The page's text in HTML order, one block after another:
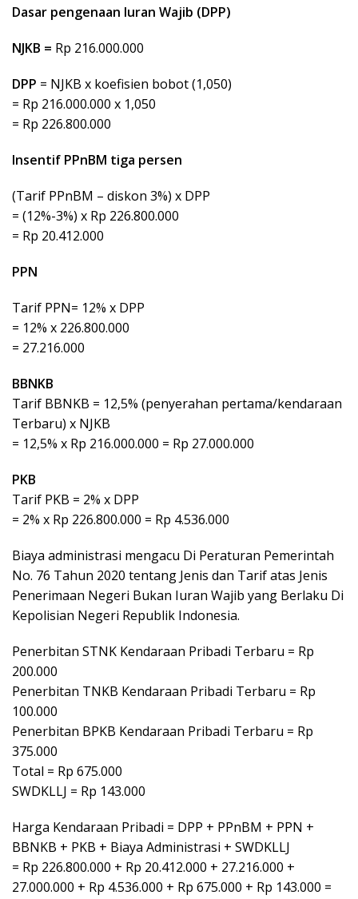
Dasar pengenaan Iuran Wajib (DPP)
NJKB = Rp 216.000.000
DPP = NJKB x koefisien bobot (1,050)
= Rp 216.000.000 x 1,050
= Rp 226.800.000
Insentif PPnBM tiga persen
(Tarif PPnBM – diskon 3%) x DPP
= (12%-3%) x Rp 226.800.000
= Rp 20.412.000
PPN
Tarif PPN= 12% x DPP
= 12% x 226.800.000
= 27.216.000
BBNKB
Tarif BBNKB = 12,5% (penyerahan pertama/kendaraan
Terbaru) x NJKB
= 12,5% x Rp 216.000.000 = Rp 27.000.000
PKB
Tarif PKB = 2% x DPP
= 2% x Rp 226.800.000 = Rp 4.536.000
Biaya administrasi mengacu Di Peraturan Pemerintah
No. 76 Tahun 2020 tentang Jenis dan Tarif atas Jenis
Penerimaan Negeri Bukan Iuran Wajib yang Berlaku Di
Kepolisian Negeri Republik Indonesia.
Penerbitan STNK Kendaraan Pribadi Terbaru = Rp
200.000
Penerbitan TNKB Kendaraan Pribadi Terbaru = Rp
100.000
Penerbitan BPKB Kendaraan Pribadi Terbaru = Rp
375.000
Total = Rp 675.000
SWDKLLJ = Rp 143.000
Harga Kendaraan Pribadi = DPP + PPnBM + PPN +
BBNKB + PKB + Biaya Administrasi + SWDKLLJ
= Rp 226.800.000 + Rp 20.412.000 + 27.216.000 +
27.000.000 + Rp 4.536.000 + Rp 675.000 + Rp 143.000 =